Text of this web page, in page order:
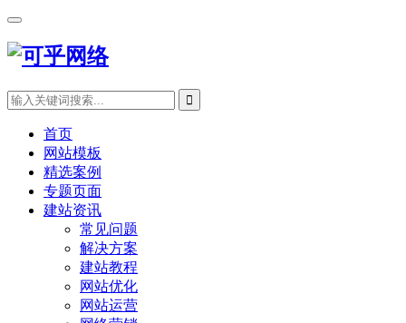
首页
网站模板
精选案例
专题页面
建站资讯
常见问题
解决方案
建站教程
网站优化
网站运营